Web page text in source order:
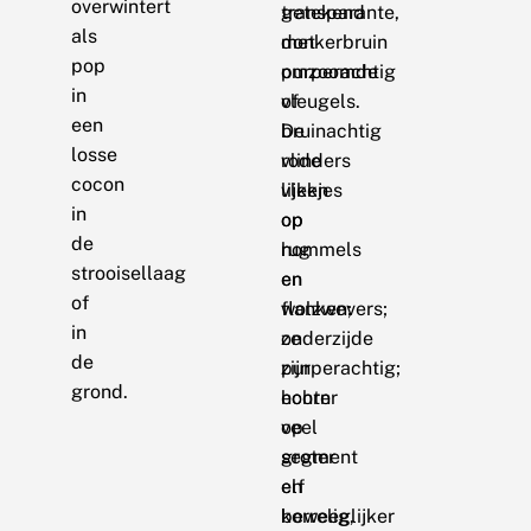
overwintert
als
pop
in
een
losse
cocon
in
de
strooisellaag
of
in
de
grond.
transparante,
donkerbruin
omzoomde
vleugels.
De
vlinders
lijken
op
hommels
en
wolzwevers;
ze
zijn
echter
veel
groter
en
beweeglijker
getekend
met
purperachtig
of
bruinachtig
rode
vlekjes
op
rug
en
flanken;
onderzijde
purperachtig;
hoorn
op
segment
elf
korrelig,